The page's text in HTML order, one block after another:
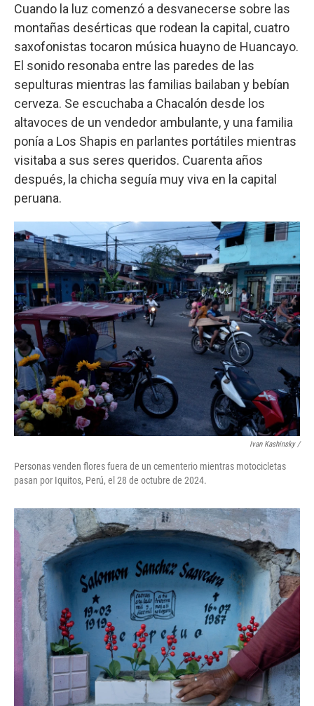
Cuando la luz comenzó a desvanecerse sobre las
montañas desérticas que rodean la capital, cuatro
saxofonistas tocaron música huayno de Huancayo.
El sonido resonaba entre las paredes de las
sepulturas mientras las familias bailaban y bebían
cerveza. Se escuchaba a Chacalón desde los
altavoces de un vendedor ambulante, y una familia
ponía a Los Shapis en parlantes portátiles mientras
visitaba a sus seres queridos. Cuarenta años
después, la chicha seguía muy viva en la capital
peruana.
Ivan Kashinsky/
Personas venden flores fuera de un cementerio mientras motocicletas
pasan por Iquitos, Perú, el 28 de octubre de 2024.